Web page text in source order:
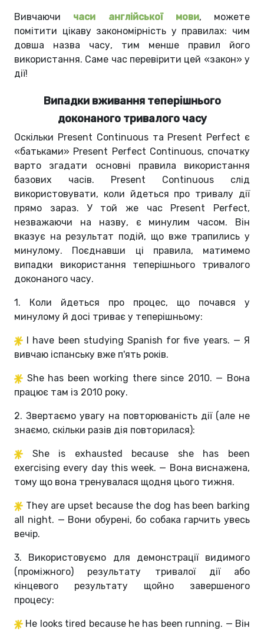
Вивчаючи часи англійської мови, можете
помітити цікаву закономірність у правилах: чим
довша назва часу, тим менше правил його
використання. Саме час перевірити цей «закон» у
дії!
Випадки вживання теперішнього
доконаного тривалого часу
Оскільки Present Continuous та Present Perfect є
«батьками» Present Perfect Continuous, спочатку
варто згадати основні правила використання
базових часів. Present Continuous слід
використовувати, коли йдеться про тривалу дії
прямо зараз. У той же час Present Perfect,
незважаючи на назву, є минулим часом. Він
вказує на результат подій, що вже трапились у
минулому. Поєднавши ці правила, матимемо
випадки використання теперішнього тривалого
доконаного часу.
1. Коли йдеться про процес, що почався у
минулому й досі триває у теперішньому:
I have been studying Spanish for five years. — Я
вивчаю іспанську вже п'ять років.
She has been working there since 2010. — Вона
працює там із 2010 року.
2. Звертаємо увагу на повторюваність дії (але не
знаємо, скільки разів дія повторилася):
She is exhausted because she has been
exercising every day this week. — Вона виснажена,
тому що вона тренувалася щодня цього тижня.
They are upset because the dog has been barking
all night. — Вони обурені, бо собака гарчить увесь
вечір.
3. Використовуємо для демонстрації видимого
(проміжного) результату тривалої дії або
кінцевого результату щойно завершеного
процесу:
He looks tired because he has been running. — Він